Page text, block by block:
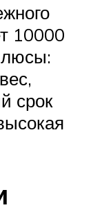
10000
срок